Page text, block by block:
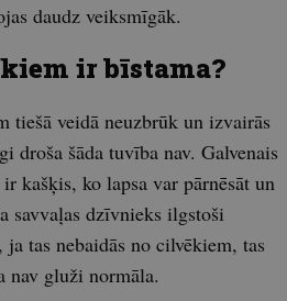
daudz veiksmīgāk.
ir bīstama?
tiešā veidā neuzbrūk un izvairās
droša šāda tuvība nav. Galvenais
kašķis, ko lapsa var pārnēsāt un
savvaļas dzīvnieks ilgstoši
tas nebaidās no cilvēkiem, tas
nav gluži normāla.